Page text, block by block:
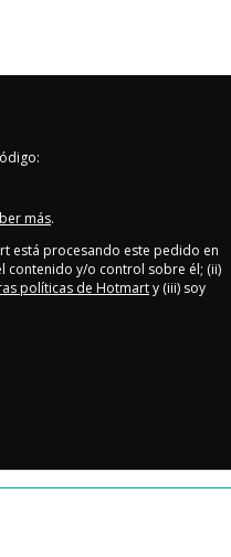
más.
está procesando este pedido en
contenido y/o control sobre él; (ii)
políticas de Hotmarty (iii) soy